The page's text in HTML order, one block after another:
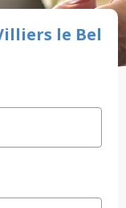
le Bel